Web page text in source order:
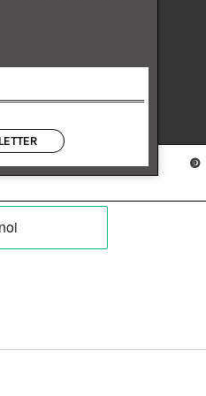
e condizioni
di vendita
Instagram